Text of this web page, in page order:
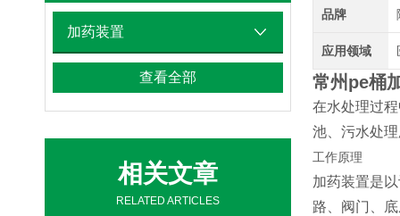
加药装置
查看全部
相关文章
RELATED ARTICLES
品牌
应用领域
常州pe桶
在水处理过
池、污水处
工作原理
加药装置是
路、阀门、